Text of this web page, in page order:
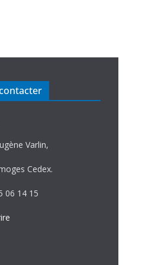
Varlin,
Cedex.
06 14 15